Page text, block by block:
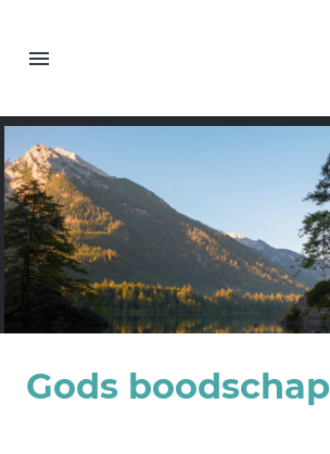
Gods boodschap